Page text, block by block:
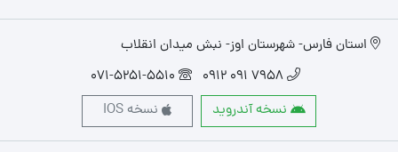
استان فارس- شهرستان اوز- نبش میدان انقلاب
7958 091 0912
071-5251-5510
نسخه آندروید
نسخه IOS